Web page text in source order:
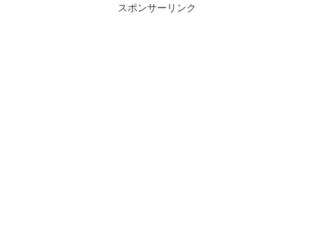
スポンサーリンク